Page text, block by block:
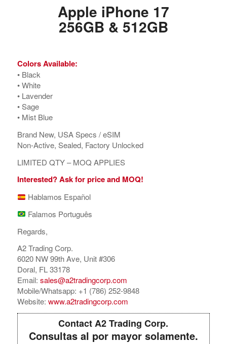
Apple iPhone 17
256GB & 512GB
Colors Available:
•⁠ ⁠Black
•⁠ ⁠White
•⁠ ⁠Lavender
•⁠ ⁠Sage
•⁠ ⁠Mist Blue
Brand New, USA Specs / eSIM
Non-Active, Sealed, Factory Unlocked
LIMITED QTY – MOQ APPLIES
Interested? Ask for price and MOQ!
Hablamos Español
Falamos Português
Regards,
A2 Trading Corp.
6020 NW 99th Ave, Unit #306
Doral, FL 33178
Email: sales@a2tradingcorp.com
Mobile/Whatsapp: +1 (786) 252-9848
Website: www.a2tradingcorp.com
Contact A2 Trading Corp.
Consultas al por mayor solamente.